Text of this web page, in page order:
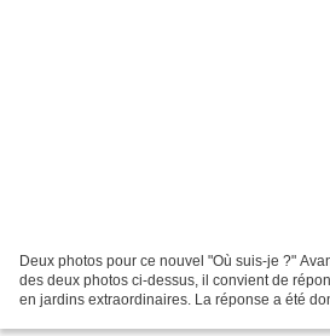
Deux photos pour ce nouvel "Où suis-je ?"
des deux photos ci-dessus, il convient de
en jardins extraordinaires. La réponse a été